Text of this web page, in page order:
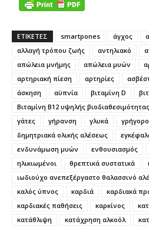
ΕΤΙΚΕΤΕΣ smartpones άγχος
αλλαγή τρόπου ζωής
αντηλιακό
απώλεια μνήμης
απώλεια μυών
αρτηριακή πίεση
αρτηρίες
άσκηση
αϋπνία βιταμίνη D
Βιταμίνη Β12 υψηλής βιοδιαθεσιμότητας
γάτες
γήρανση γλυκά
δημητριακά ολικής αλέσεως
ενδυνάμωση μυών
ενθουσιασμός
ηλικιωμένοι
θρεπτικά συστατικά
ιωδιούχο ανεπεξέργαστο θαλασσινό
καλός ύπνος
καρδιά
καρδιακά
καρδιακές παθήσεις
καρκίνος
κατάθλιψη
κατάχρηση αλκοόλ